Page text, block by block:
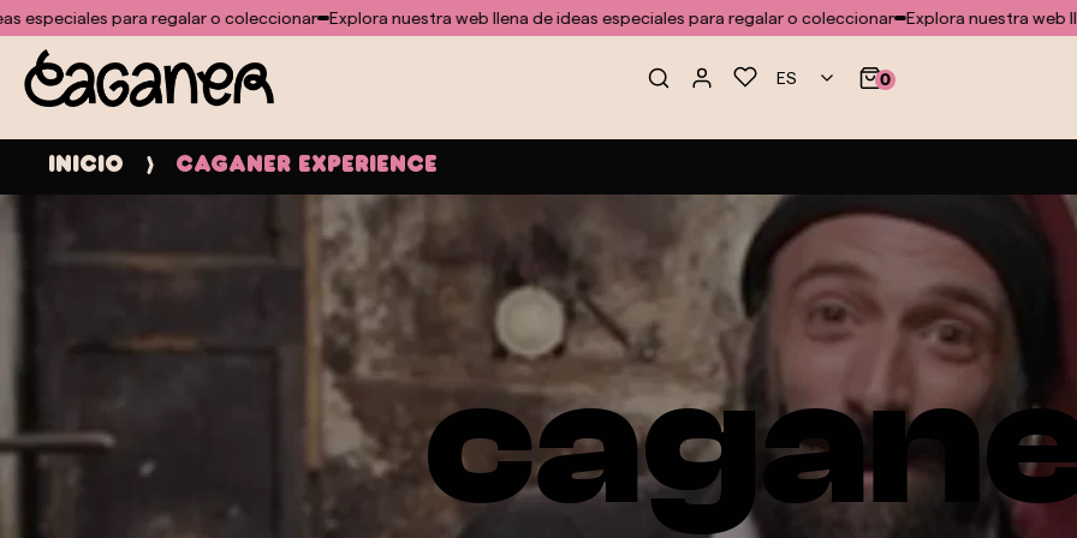
No se ha encontrado ninguna plantilla para el módulo doofinder
o coleccionar Explora nuestra web llena de ideas especiales para regalar o coleccionar Explora nuestra web llena de ideas especiales
ES 0
Inicio Caganer experience